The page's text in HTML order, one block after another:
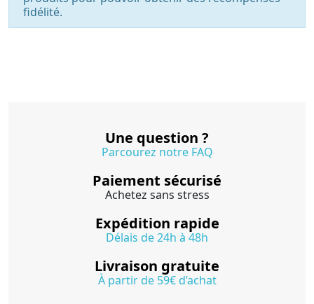
fidélité.
Une question ?
Parcourez notre FAQ
Paiement sécurisé
Achetez sans stress
Expédition rapide
Délais de 24h à 48h
Livraison gratuite
À partir de 59€ d’achat